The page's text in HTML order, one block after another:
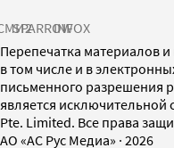
SPARROWINFOX
Перепечатка материалов
в том числе и в
письменного разрешения
является исключительной
Pte. Limited. Все права
AO «АС Рус Медиа» · 2026